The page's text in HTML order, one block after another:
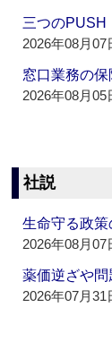
三つのPUSH
2026年08月07
窓口業務の
2026年08月05
社説
生命守る政
2026年08月07
薬価逆ざや
2026年07月31